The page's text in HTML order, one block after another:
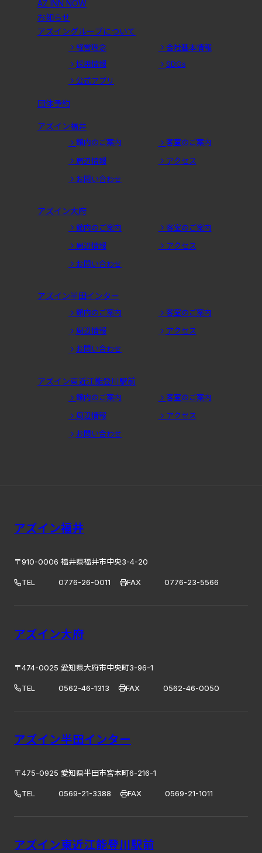
AZ INN NOW
お知らせ
アズイングループについて
経営理念
会社基本情報
採用情報
SDGs
公式アプリ
団体予約
アズイン福井
館内のご案内
客室のご案内
周辺情報
アクセス
お問い合わせ
アズイン大府
館内のご案内
客室のご案内
周辺情報
アクセス
お問い合わせ
アズイン半田インター
館内のご案内
客室のご案内
周辺情報
アクセス
お問い合わせ
アズイン東近江能登川駅前
館内のご案内
客室のご案内
周辺情報
アクセス
お問い合わせ
アズイン福井
〒910-0006 福井県福井市中央3-4-20
TEL 0776-26-0011 FAX 0776-23-5566
アズイン大府
〒474-0025 愛知県大府市中央町3-96-1
TEL 0562-46-1313 FAX 0562-46-0050
アズイン半田インター
〒475-0925 愛知県半田市宮本町6-216-1
TEL 0569-21-3388 FAX 0569-21-1011
アズイン東近江能登川駅前